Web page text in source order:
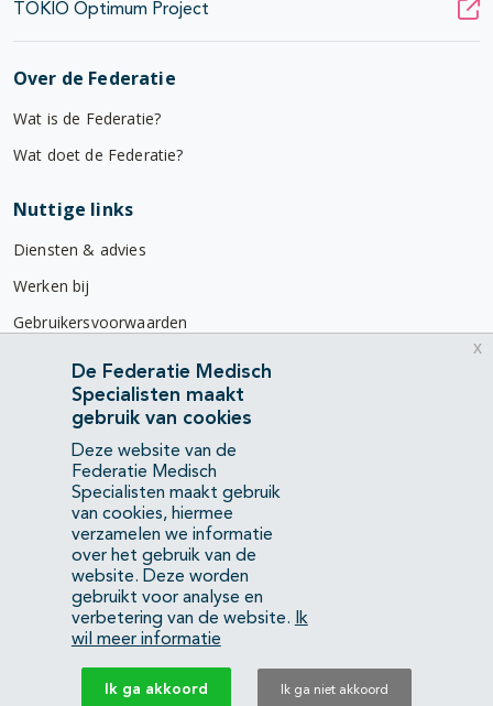
TOKIO Optimum Project
Over de Federatie
Wat is de Federatie?
Wat doet de Federatie?
Nuttige links
Diensten & advies
Werken bij
Gebruikersvoorwaarden
Privacyverklaring
Contact
Mercatorlaan 1200
3528 BL Utrecht
(088) 505 34 34
info@richtlijnendatabase.nl
YouTubeLinkedIn
KvK Federatie Medisch Specialisten:40483480
De Federatie Medisch
Specialisten maakt
gebruik van cookies
Deze website van de
Federatie Medisch
Specialisten maakt gebruik
van cookies, hiermee
verzamelen we informatie
over het gebruik van de
website. Deze worden
gebruikt voor analyse en
verbetering van de website.
Ik
wil meer informatie
Ik ga akkoord Ik ga niet akkoord
x